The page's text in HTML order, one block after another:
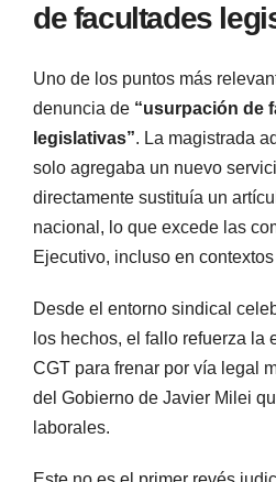
de facultades
Uno de los puntos más
denuncia de “usurpación de
legislativas”. La magistrada
solo agregaba un nuevo
directamente sustituía un
nacional, lo que excede las
Ejecutivo, incluso en
Desde el entorno sindical
los hechos, el fallo refuerza la
CGT para frenar por vía legal
del Gobierno de Javier Milei
laborales.